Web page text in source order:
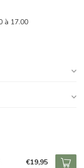
à 17.00
€19,95